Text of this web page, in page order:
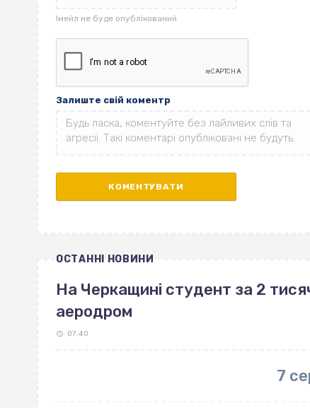
Залиште свій коментр
ОСТАННІ НОВИНИ
На Черкащині студент за 2
аеродром
07:40
7